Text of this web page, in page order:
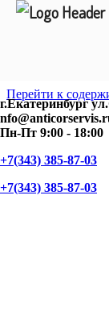
Перейти к
г.Екатеринбург
Пн-Пт 9:00 - 18:00
+7(343) 385-87-03
+7(343) 385-87-03